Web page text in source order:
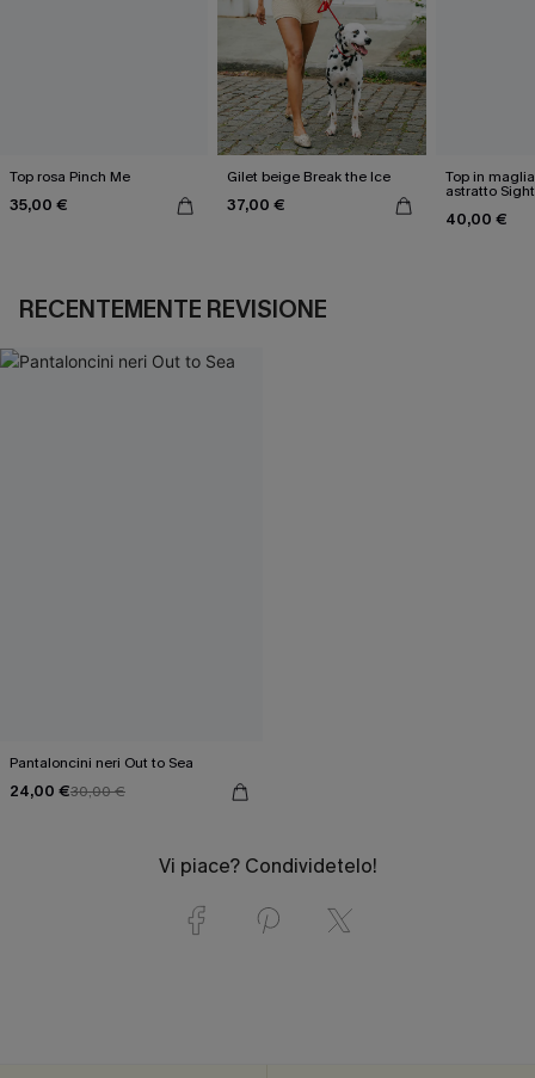
Top rosa Pinch Me
35,00 €
Gilet beige Break the Ice
37,00 €
Top in
astratto
40,00 €
RECENTEMENTE REVISIONE
Pantaloncini neri Out to Sea
24,00 €30,00 €
Vi piace? Condividetelo!